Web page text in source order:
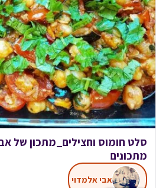
סלט חומוס וחצילים_מתכון של
מתכונים
אבי אלמדוי